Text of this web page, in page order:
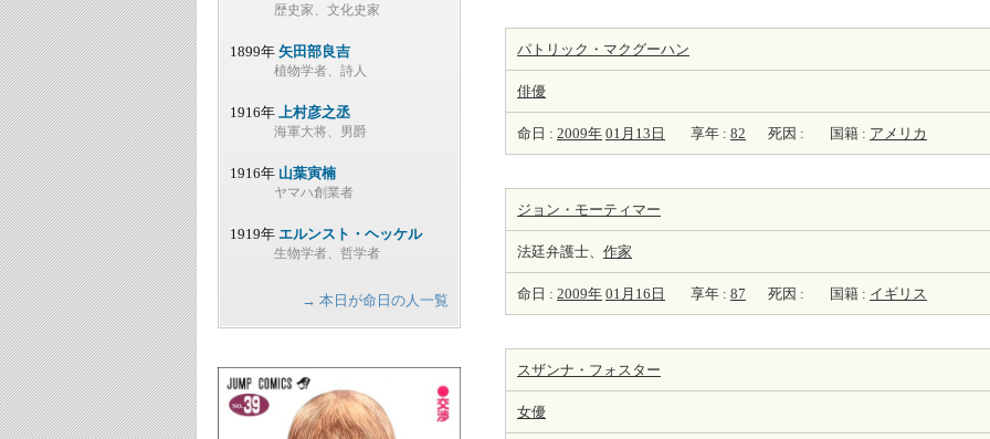
パトリック・マクグーハン
俳優
命日 : 2009年 01月13日 享年 : 82 死因 : 国籍 : アメリカ
ジョン・モーティマー
法廷弁護士、 作家
命日 : 2009年 01月16日 享年 : 87 死因 : 国籍 : イギリス
スザンナ・フォスター
女優
歴史家、文化史家
1899年 矢田部良吉
植物学者、詩人
1916年 上村彦之丞
海軍大将、男爵
1916年 山葉寅楠
ヤマハ創業者
1919年 エルンスト・ヘッケル
生物学者、哲学者
→ 本日が命日の人一覧